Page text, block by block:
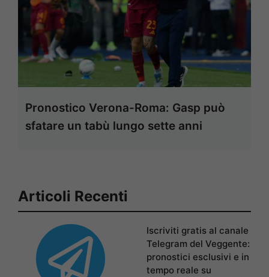
Pronostico Verona-Roma: Gasp può
sfatare un tabù lungo sette anni
Articoli Recenti
Iscriviti gratis al canale
Telegram del Veggente:
pronostici esclusivi e in
tempo reale su